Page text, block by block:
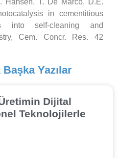
in cementitious
into self-cleaning and
Cem. Concr. Res. 42
Yazılar
Dijital
Teknolojilerle